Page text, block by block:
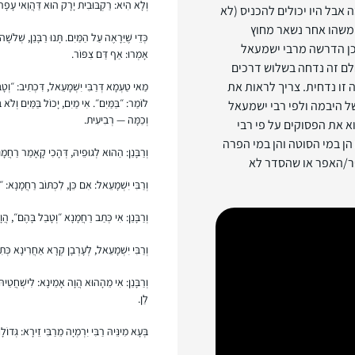
אבל היו יכולים להכניס (לא
אחר נשאר מחוץ
הדרשה מרבי ישמעאל
זה נדחה בשלוש דרכים
נדחית. צריך לראות את
היבמה ולפי רבי ישמעאל
את הפסוקים על פי רבי
במי הסוטה והן במי הפרה
האפר או שהסדר לא
וְלָא הִיא: רַקְבּוּבִית יָרָק הוּא דַּהֲוַאי
כְּדֵי שֶׁיֵּרָאֶה עַל הַמַּיִם. תָּנוּ רַבָּנַן,
אָמְרוּ: אַף דַּם צִפּוֹר.
מַאי טַעְמָא דְּרַבִּי יִשְׁמָעֵאל, דִּכְתִיב:
לוֹמַר: ״בַּמַּיִם״. אִי מַיִם, יָכוֹל בַּמַּיִם
וְכַמָּה — רְבִיעִית.
וְרַבָּנַן: הַהוּא לְגוּפֵיהּ, דְּהָכִי קָאָמַר
וְרַבִּי יִשְׁמָעֵאל: אִם כֵּן, לִכְתּוֹב רַחֲמָנָא:
וְרַבָּנַן: אִי כְּתַב רַחֲמָנָא ״וְטָבַל בָּהֶם״,
וְרַבִּי יִשְׁמָעֵאל, לְעָרְבָן קְרָא אַחֲרִינָא
וְרַבָּנַן: אִי מֵהָהוּא הֲוָה אָמֵינָא:
לַן.
בְּעָא מִינֵּיהּ רַבִּי יִרְמְיָה מֵרַבִּי זֵירָא: